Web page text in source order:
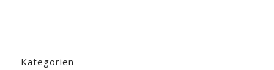
Kategorien